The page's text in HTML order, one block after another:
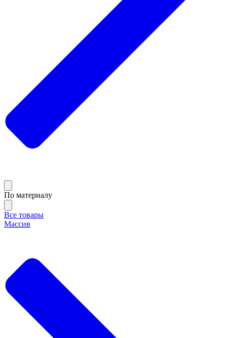
По материалу
Все товары
Массив